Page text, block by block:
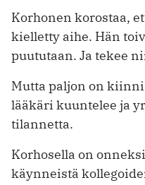
Korhonen korostaa,
kielletty aihe. Hän
puututaan. Ja tekee
Mutta paljon on kiinni
lääkäri kuuntelee ja
tilannetta.
Korhosella on
käynneistä